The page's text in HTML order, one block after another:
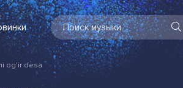
og'ir desa